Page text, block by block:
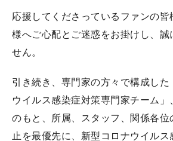
応援してくださっているファンの
様へご心配とご迷惑をお掛けし、誠
せん。
引き続き、専門家の方々で構成し
ウイルス感染症対策専門家チーム
のもと、所属、スタッフ、関係各
止を最優先に、新型コロナウイル